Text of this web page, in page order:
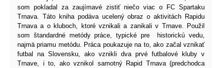
som pokladal za zaujímavé zistiť niečo viac o FC Spartaku
Trnava. Táto kniha podáva ucelený obraz o aktivitách Rapidu
Trnava a o kluboch, ktoré vznikali a zanikali v Trnave. Použil
som štandardné metódy práce, typické pre historickú vedu,
najmä priamu metódu. Práca poukazuje na to, ako začal vznikať
futbal na Slovensku, ako vznikli dva prvé futbalové kluby v
Trnave, i to, ako vznikol samotný Rapid Trnava (predchodca